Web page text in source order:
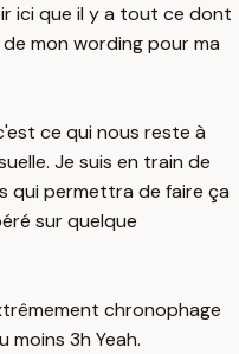
ici que il y a tout ce dont
mon wording pour ma
ce qui nous reste à
Je suis en train de
qui permettra de faire ça
sur quelque
chronophage
moins 3h Yeah.